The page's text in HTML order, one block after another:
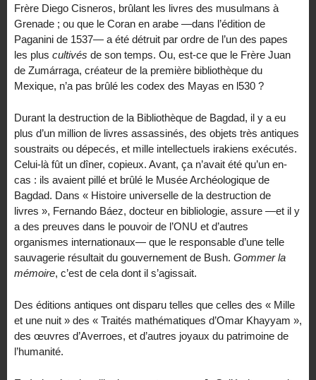
Frère Diego Cisneros, brûlant les livres des musulmans à
Grenade ; ou que le Coran en arabe —dans l’édition de
Paganini de 1537— a été détruit par ordre de l’un des papes
les plus cultivés de son temps. Ou, est-ce que le Frère Juan
de Zumárraga, créateur de la première bibliothèque du
Mexique, n’a pas brûlé les codex des Mayas en l530 ?
Durant la destruction de la Bibliothèque de Bagdad, il y a eu
plus d’un million de livres assassinés, des objets très antiques
soustraits ou dépecés, et mille intellectuels irakiens exécutés.
Celui-là fût un dîner, copieux. Avant, ça n’avait été qu’un en-
cas : ils avaient pillé et brûlé le Musée Archéologique de
Bagdad. Dans « Histoire universelle de la destruction de
livres », Fernando Báez, docteur en bibliologie, assure —et il y
a des preuves dans le pouvoir de l’ONU et d’autres
organismes internationaux— que le responsable d’une telle
sauvagerie résultait du gouvernement de Bush. Gommer la
mémoire, c’est de cela dont il s’agissait.
Des éditions antiques ont disparu telles que celles des « Mille
et une nuit » des « Traités mathématiques d’Omar Khayyam »,
des œuvres d’Averroes, et d’autres joyaux du patrimoine de
l’humanité.